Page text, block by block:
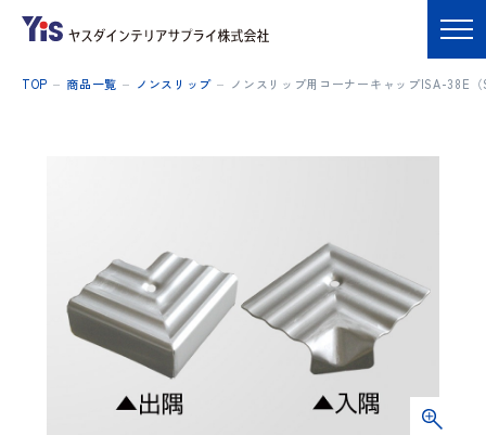
TOP 商品一覧 ノンスリップ ノンスリップ用コーナーキャップISA-38E（